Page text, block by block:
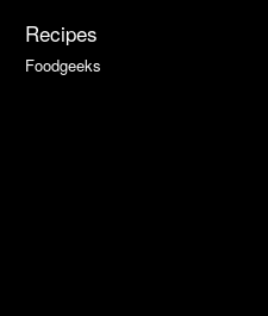
Recipes
Foodgeeks